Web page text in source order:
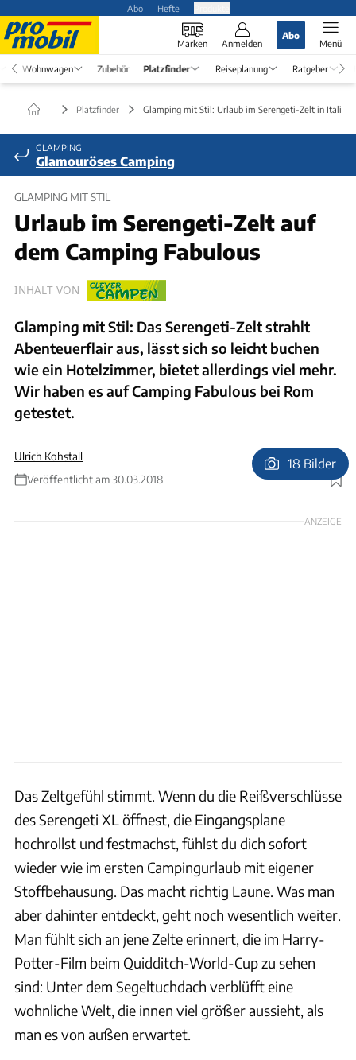
Abo Hefte
Marken Anmelden
Abo
Menü
Wohnwagen Zubehör Platzfinder Reiseplanung Ratgeber
Platzfinder Glamping mit Stil: Urlaub im Serengeti-Zelt in Italien
GLAMPING
Glamouröses Camping
GLAMPING MIT STIL
Urlaub im Serengeti-Zelt auf
dem Camping Fabulous
INHALT VON
Glamping mit Stil: Das Serengeti-Zelt strahlt
Abenteuerflair aus, lässt sich so leicht buchen
wie ein Hotelzimmer, bietet allerdings viel mehr.
Wir haben es auf Camping Fabulous bei Rom
getestet.
Ulrich Kohstall
Veröffentlicht am 30.03.2018
Foto: Ulrich Kohstall
18 Bilder
ANZEIGE
Das Zeltgefühl stimmt. Wenn du die Reißverschlüsse
des Serengeti XL öffnest, die Eingangsplane
hochrollst und festmachst, fühlst du dich sofort
wieder wie im ersten Campingurlaub mit eigener
Stoffbehausung. Das macht richtig Laune. Was man
aber dahinter entdeckt, geht noch wesentlich weiter.
Man fühlt sich an jene Zelte erinnert, die im Harry-
Potter-Film beim Quidditch-World-Cup zu sehen
sind: Unter dem Segeltuchdach verblüfft eine
wohnliche Welt, die innen viel größer aussieht, als
man es von außen erwartet.